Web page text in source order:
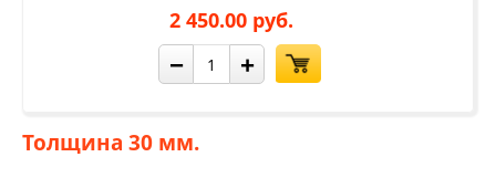
2 450.00 руб.
− +
Толщина 30 мм.